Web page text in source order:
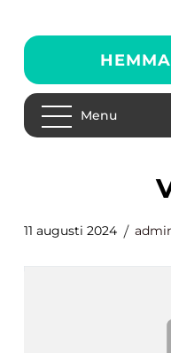
Menu
11 augusti 2024